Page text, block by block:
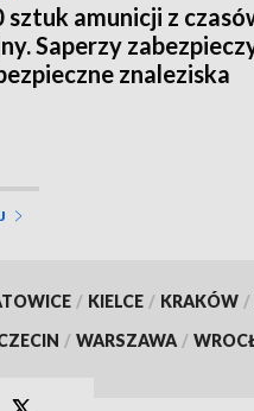
sztuk amunicji z
Saperzy
znaleziska
/ KIELCE / KRAKÓW /
/ WARSZAWA /